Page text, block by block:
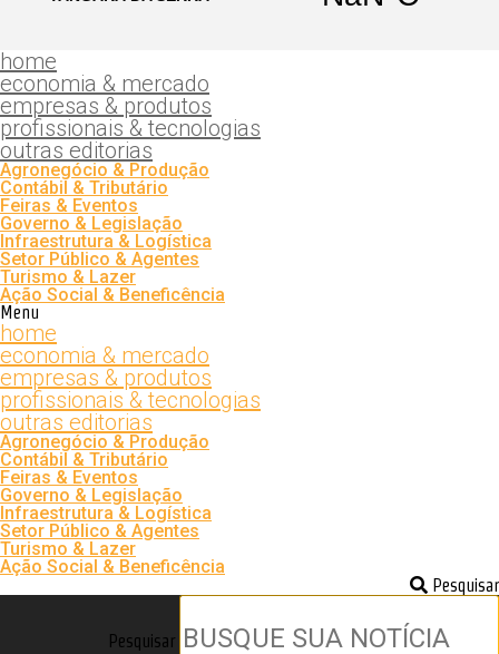
home
economia & mercado
empresas & produtos
profissionais & tecnologias
outras editorias
Agronegócio & Produção
Contábil & Tributário
Feiras & Eventos
Governo & Legislação
Infraestrutura & Logística
Setor Público & Agentes
Turismo & Lazer
Ação Social & Beneficência
Menu
home
economia & mercado
empresas & produtos
profissionais & tecnologias
outras editorias
Agronegócio & Produção
Contábil & Tributário
Feiras & Eventos
Governo & Legislação
Infraestrutura & Logística
Setor Público & Agentes
Turismo & Lazer
Ação Social & Beneficência
Pesquisar
Pesquisar